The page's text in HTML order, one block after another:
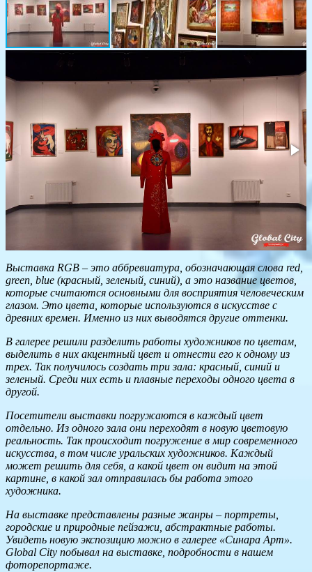
Выставка RGB – это аббревиатура, обозначающая слова red,
green, blue (красный, зеленый, синий), а это название цветов,
которые считаются основными для восприятия человеческим
глазом. Это цвета, которые используются в искусстве с
древних времен. Именно из них выводятся другие оттенки.
В галерее решили разделить работы художников по цветам,
выделить в них акцентный цвет и отнести его к одному из
трех. Так получилось создать три зала: красный, синий и
зеленый. Среди них есть и плавные переходы одного цвета в
другой.
Посетители выставки погружаются в каждый цвет
отдельно. Из одного зала они переходят в новую цветовую
реальность. Так происходит погружение в мир современного
искусства, в том числе уральских художников. Каждый
может решить для себя, а какой цвет он видит на этой
картине, в какой зал отправилась бы работа этого
художника.
На выставке представлены разные жанры – портреты,
городские и природные пейзажи, абстрактные работы.
Увидеть новую экспозицию можно в галерее «Синара Арт».
Global City побывал на выставке, подробности в нашем
фоторепортаже.